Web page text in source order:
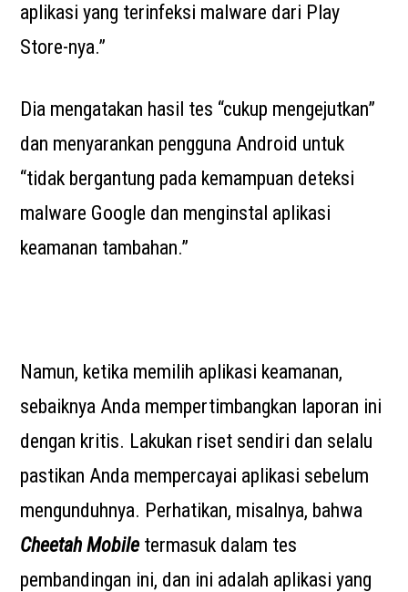
aplikasi yang terinfeksi malware dari Play
Store-nya.”
Dia mengatakan hasil tes “cukup mengejutkan”
dan menyarankan pengguna Android untuk
“tidak bergantung pada kemampuan deteksi
malware Google dan menginstal aplikasi
keamanan tambahan.”
Namun, ketika memilih aplikasi keamanan,
sebaiknya Anda mempertimbangkan laporan ini
dengan kritis. Lakukan riset sendiri dan selalu
pastikan Anda mempercayai aplikasi sebelum
mengunduhnya. Perhatikan, misalnya, bahwa
Cheetah Mobile termasuk dalam tes
pembandingan ini, dan ini adalah aplikasi yang